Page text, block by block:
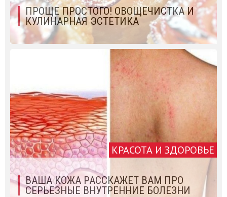
ПРОЩЕ ПРОСТОГО! ОВОЩЕЧИСТКА И
КУЛИНАРНАЯ ЭСТЕТИКА
КРАСОТА И ЗДОРОВЬЕ
ВАША КОЖА РАССКАЖЕТ ВАМ ПРО
СЕРЬЕЗНЫЕ ВНУТРЕННИЕ БОЛЕЗНИ